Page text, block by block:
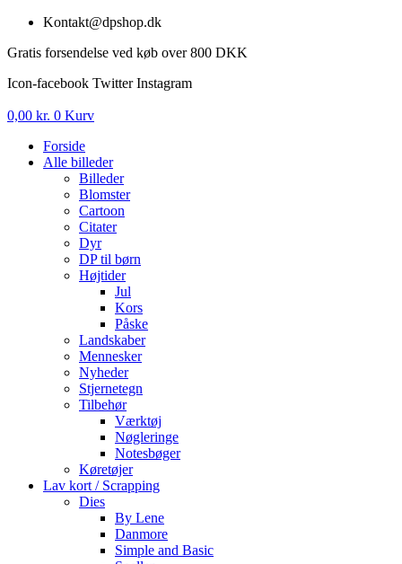
Videre
indhold
Kontakt@dpshop.dk
Gratis forsendelse ved køb over 800 DKK
Icon-facebook Twitter Instagram
0,00 kr. 0 Kurv
Forside
Alle billeder
Billeder
Blomster
Cartoon
Citater
Dyr
DP til børn
Højtider
Jul
Kors
Påske
Landskaber
Mennesker
Nyheder
Stjernetegn
Tilbehør
Værktøj
Nøgleringe
Notesbøger
Køretøjer
Lav kort / Scrapping
Dies
By Lene
Danmore
Simple and Basic